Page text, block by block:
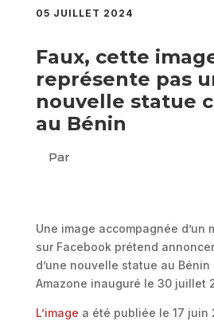
05 JUILLET 2024
Faux, cette
représente pas
nouvelle statue
au Bénin
Par
Une image accompagnée d’un
sur Facebook prétend
d’une nouvelle statue au
Amazone inauguré le 30 juillet
L’image a été publiée le 17 juin